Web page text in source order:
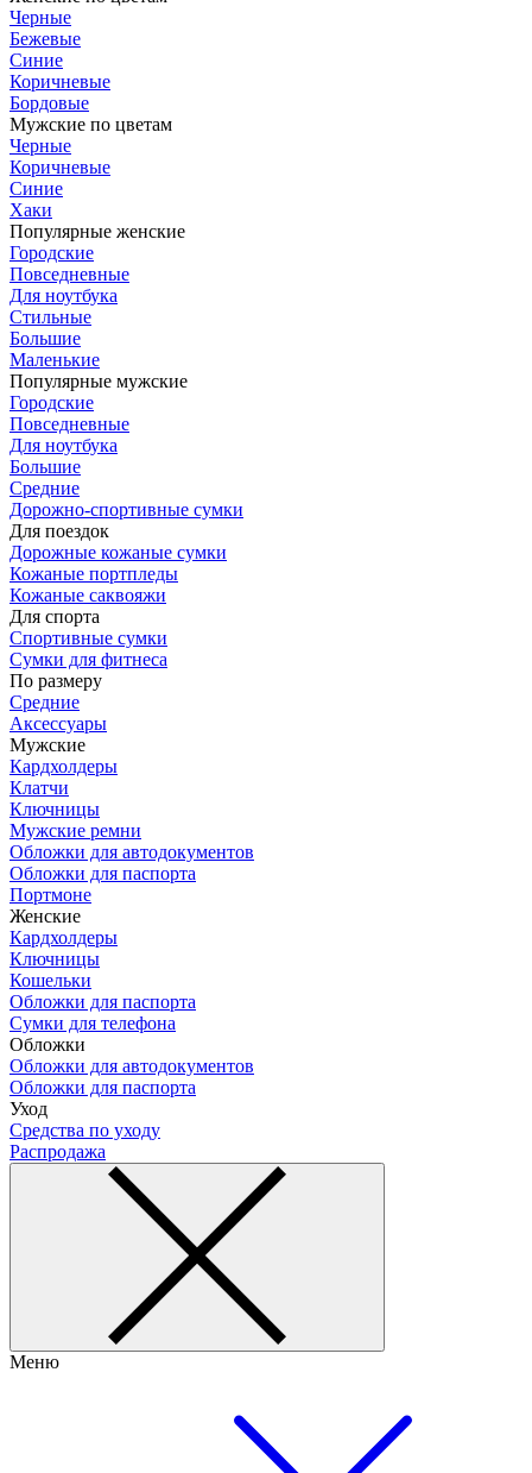
Черные
Бежевые
Синие
Коричневые
Бордовые
Мужские по цветам
Черные
Коричневые
Синие
Хаки
Популярные женские
Городские
Повседневные
Для ноутбука
Стильные
Большие
Маленькие
Популярные мужские
Городские
Повседневные
Для ноутбука
Большие
Средние
Дорожно-спортивные сумки
Для поездок
Дорожные кожаные сумки
Кожаные портпледы
Кожаные саквояжи
Для спорта
Спортивные сумки
Сумки для фитнеса
По размеру
Средние
Аксессуары
Мужские
Кардхолдеры
Клатчи
Ключницы
Мужские ремни
Обложки для автодокументов
Обложки для паспорта
Портмоне
Женские
Кардхолдеры
Ключницы
Кошельки
Обложки для паспорта
Сумки для телефона
Обложки
Обложки для автодокументов
Обложки для паспорта
Уход
Средства по уходу
Распродажа
Меню